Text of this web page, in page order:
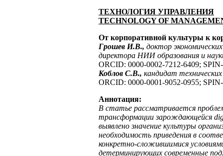
ТЕХНОЛОГИЯ УПРАВЛЕНИЯ
TECHNOLOGY OF
От корпоративной культуры к
Грошев И.В., доктор
директора НИИ образования и
ORCID: 0000-0002-7212-6409;
Коблов С.В., кандидат
ORCID: 0000-0001-9052-0955;
Аннотация:
В статье рассматривается
трансформации зарождающейся
выявлено значение культуры
необходимость приведения в
конкретно-сложившимися
детерминирующих современные